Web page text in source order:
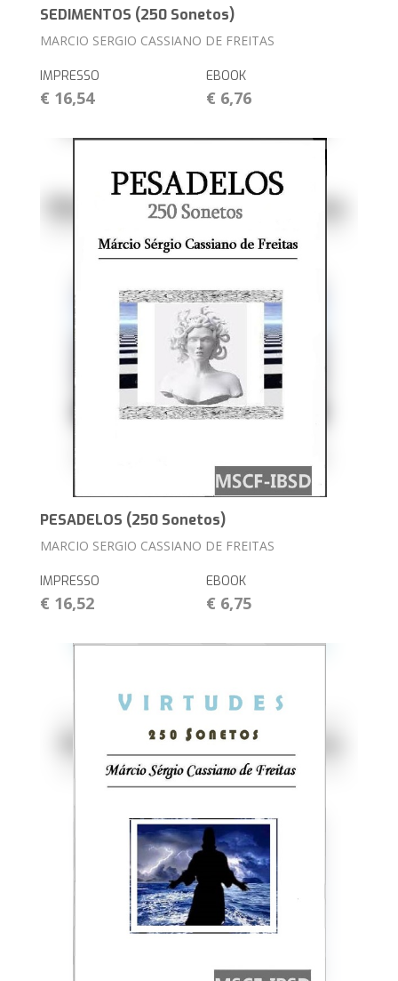
SEDIMENTOS (250 Sonetos)
MARCIO SERGIO CASSIANO DE FREITAS
IMPRESSO
€ 16,54
EBOOK
€ 6,76
PESADELOS (250 Sonetos)
MARCIO SERGIO CASSIANO DE FREITAS
IMPRESSO
€ 16,52
EBOOK
€ 6,75